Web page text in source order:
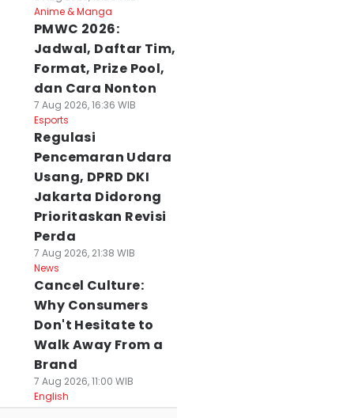
Anime & Manga
PMWC 2026:
Jadwal, Daftar Tim,
Format, Prize Pool,
dan Cara Nonton
7 Aug 2026, 16:36 WIB
Esports
Regulasi
Pencemaran Udara
Usang, DPRD DKI
Jakarta Didorong
Prioritaskan Revisi
Perda
7 Aug 2026, 21:38 WIB
News
Cancel Culture:
Why Consumers
Don't Hesitate to
Walk Away From a
Brand
7 Aug 2026, 11:00 WIB
English